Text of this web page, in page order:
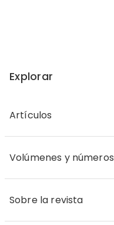
Explorar
Artículos
Volúmenes y números
Sobre la revista